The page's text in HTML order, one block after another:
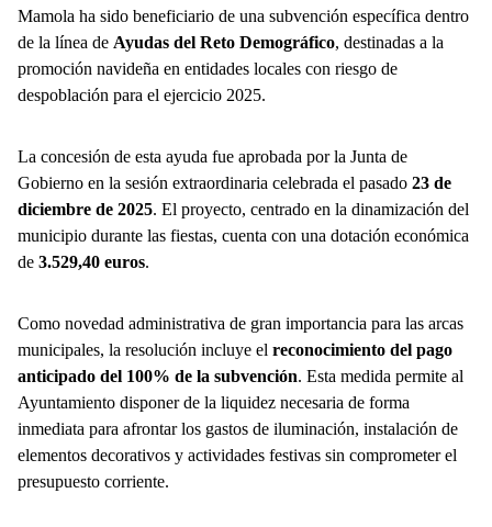
Mamola ha sido beneficiario de una subvención específica dentro
de la línea de Ayudas del Reto Demográfico, destinadas a la
promoción navideña en entidades locales con riesgo de
despoblación para el ejercicio 2025.
La concesión de esta ayuda fue aprobada por la Junta de
Gobierno en la sesión extraordinaria celebrada el pasado 23 de
diciembre de 2025. El proyecto, centrado en la dinamización del
municipio durante las fiestas, cuenta con una dotación económica
de 3.529,40 euros.
Como novedad administrativa de gran importancia para las arcas
municipales, la resolución incluye el reconocimiento del pago
anticipado del 100% de la subvención. Esta medida permite al
Ayuntamiento disponer de la liquidez necesaria de forma
inmediata para afrontar los gastos de iluminación, instalación de
elementos decorativos y actividades festivas sin comprometer el
presupuesto corriente.